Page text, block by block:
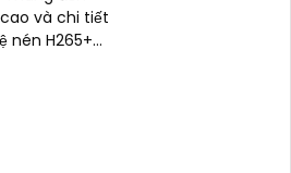
và chi tiết
nén H265+